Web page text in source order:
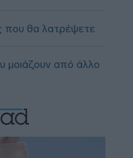
που θα λατρέψετε
μοιάζουν από άλλο